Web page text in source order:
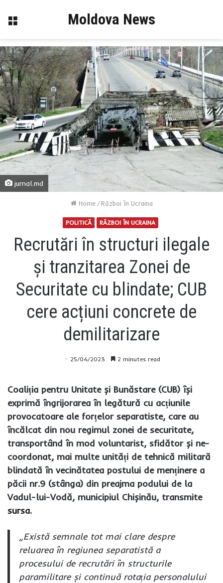
Menu Moldova News
jurnal.md
Home / Război în Ucraina
POLITICĂ RĂZBOI ÎN UCRAINA
Recrutări în structuri ilegale
și tranzitarea Zonei de
Securitate cu blindate; CUB
cere acțiuni concrete de
demilitarizare
25/04/2023 2 minutes read
Coaliția pentru Unitate și Bunăstare (CUB) își
exprimă îngrijorarea în legătură cu acțiunile
provocatoare ale forțelor separatiste, care au
încălcat din nou regimul zonei de securitate,
transportând în mod voluntarist, sfidător și ne-
coordonat, mai multe unități de tehnică militară
blindată în vecinătatea postului de menținere a
păcii nr.9 (stânga) din preajma podului de la
Vadul-lui-Vodă, municipiul Chișinău, transmite
sursa.
„Există semnale tot mai clare despre
reluarea în regiunea separatistă a
procesului de recrutări în structurile
paramilitare și continuă rotația personalului